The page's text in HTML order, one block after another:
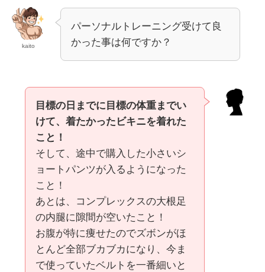
kaito
パーソナルトレーニング受けて良
かった事は何ですか？
目標の日までに目標の体重までい
けて、着たかったビキニを着れた
こと！
そして、途中で購入した小さいシ
ョートパンツが入るようになった
こと！
あとは、コンプレックスの大根足
の内腿に隙間が空いたこと！
お腹が特に痩せたのでズボンがほ
とんど全部ブカブカになり、今ま
で使っていたベルトを一番細いと